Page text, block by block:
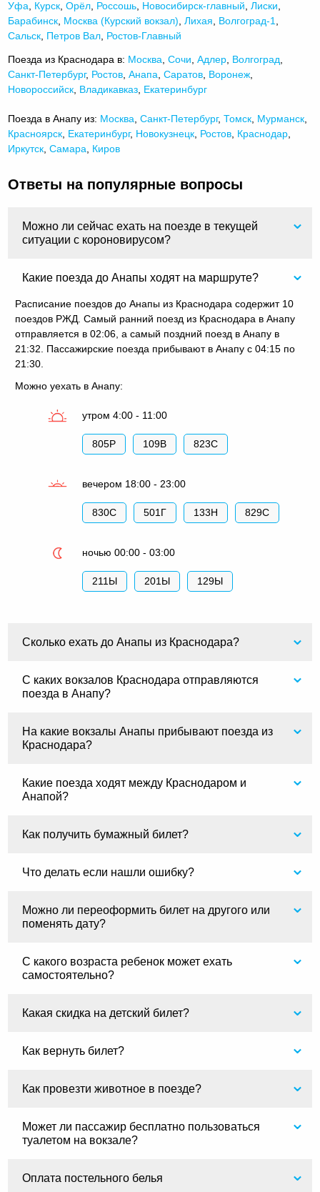
Уфа Курск ,Орёл Россошь Новосибирск-главный ,Лиски
Барабинск Москва (Курский вокзал) ,Лихая Волгоград-1
Сальск Петров Вал Ростов-Главный
Поезда из Краснодара в: Москва ,Сочи ,Адлер Волгоград
Санкт-Петербург, Ростов ,Анапа ,Саратов Воронеж
Новороссийск Владикавказ Екатеринбург
Поезда в Анапу из: Москва ,Санкт-Петербург,Томск Мурманск
Красноярск Екатеринбург, Новокузнецк Ростов Краснодар
Иркутск ,Самара Киров
Ответы на популярные вопросы
Можно ли сейчас ехать на поезде в текущей
ситуации с короновирусом?
Какие поезда до Анапы ходят на маршруте?
Расписание поездов до Анапы из Краснодара содержит 10
поездов РЖД. Самый ранний поезд из Краснодара в Анапу
отправляется в 02:06, а самый поздний поезд в Анапу в
21:32. Пассажирские поезда прибывают в Анапу с 04:15 по
21:30.
Можно уехать в Анапу:
утром 4:00 - 11:00
805Р 109В 823С
вечером 18:00 - 23:00
830С 501Г 133Н 829С
ночью 00:00 - 03:00
211Ы 201Ы 129Ы
Сколько ехать до Анапы из Краснодара?
С каких вокзалов Краснодара отправляются
поезда в Анапу?
На какие вокзалы Анапы прибывают поезда из
Краснодара?
Какие поезда ходят между Краснодаром и
Анапой?
Как получить бумажный билет?
Что делать если нашли ошибку?
Можно ли переоформить билет на другого или
поменять дату?
С какого возраста ребенок может ехать
самостоятельно?
Какая скидка на детский билет?
Как вернуть билет?
Как провезти животное в поезде?
Может ли пассажир бесплатно пользоваться
туалетом на вокзале?
Оплата постельного белья